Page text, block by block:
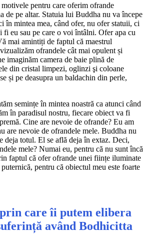
pentru care oferim ofrande
de pe altar. Statuia lui Buddha nu va începe
în mintea mea, când ofer, nu ofer statuii, ci
eu sau pe care o voi întâlni. Ofer apa cu
mai amintiți de faptul că maestrul
ofrandele cât mai opulent și
imaginăm camera de baie plină de
din cristal limpezi, oglinzi şi coloane
și pe deasupra un baldachin din perle,
semințe în mintea noastră ca atunci când
în paradisul nostru, fiecare obiect va fi
Cine are nevoie de ofrande? Eu am
are nevoie de ofrandele mele. Buddha nu
deja totul. El se află deja în extaz. Deci,
mele? Numai eu, pentru că nu sunt încă
faptul că ofer ofrande unei ființe iluminate
pentru că obiectul meu este foarte
care îi putem elibera
având Bodhicitta